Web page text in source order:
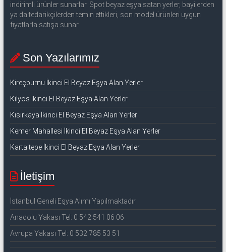
indirimli ürünler sunarlar. Spot beyaz eşya satan yerler, bayilerden
ya da tedarikçilerden temin ettikleri, son model ürünleri uygun
fiyatlarla satışa sunar
Son Yazılarımız
Kireçburnu İkinci El Beyaz Eşya Alan Yerler
Kilyos İkinci El Beyaz Eşya Alan Yerler
Kısırkaya İkinci El Beyaz Eşya Alan Yerler
Kemer Mahallesi İkinci El Beyaz Eşya Alan Yerler
Kartaltepe İkinci El Beyaz Eşya Alan Yerler
İletişim
İstanbul Geneli Eşya Alımı Yapılmaktadır
Anadolu Yakası Tel: 0 542 541 06 06
Avrupa Yakası Tel: 0 532 785 53 51